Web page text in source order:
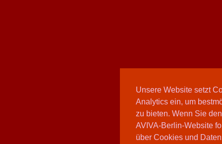
Unsere Website setzt
Analytics ein, um
zu bieten. Wenn Sie
AVIVA-Berlin-Website
über Cookies und